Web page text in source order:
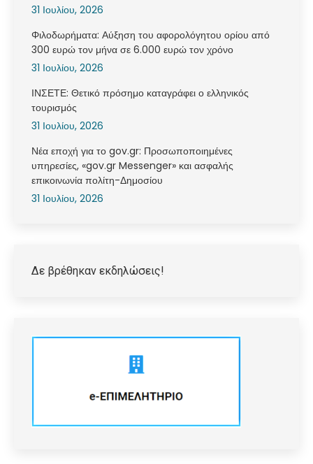
31 Ιουλίου, 2026
Φιλοδωρήματα: Αύξηση του αφορολόγητου ορίου από
300 ευρώ τον μήνα σε 6.000 ευρώ τον χρόνο
31 Ιουλίου, 2026
ΙΝΣΕΤΕ: Θετικό πρόσημο καταγράφει ο ελληνικός
τουρισμός
31 Ιουλίου, 2026
Νέα εποχή για το gov.gr: Προσωποποιημένες
υπηρεσίες, «gov.gr Messenger» και ασφαλής
επικοινωνία πολίτη-Δημοσίου
31 Ιουλίου, 2026
Δε βρέθηκαν εκδηλώσεις!